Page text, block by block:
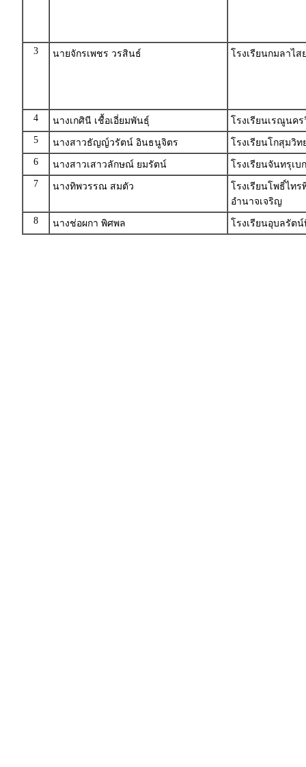
3 นายจักรเพชร วรสินธ์ โรงเรียนกมลาไ
4 นางเกศินี เชื้อเอี่ยมพันธุ์
โรงเรียนเรณูนค
5
นางสาวธัญญ์วรัตน์ อินธนูจิตร
โรงเรียนโกสุมวิ
6
นางสาวเสาวลักษณ์ ยมรัตน์
โรงเรียนจันทรุเ
7
นางทิพวรรณ สมตัว
โรงเรียนโพธิ์ไท
อำนาจเจริญ
8
นางช่อผกา พิศพล โรงเรียนอุบลรัต